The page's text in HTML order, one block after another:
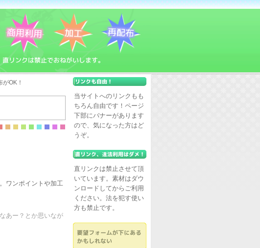
OK！
ワンポイントや加工
あー？とか思いなが
当サイトへのリンクもも
ちろん自由です！ページ
下部にバナーがあります
ので、気になった方はど
うぞ。
直リンクは禁止させて頂
いています。素材はダウ
ンロードしてからご利用
ください。法を犯す使い
方も禁止です。